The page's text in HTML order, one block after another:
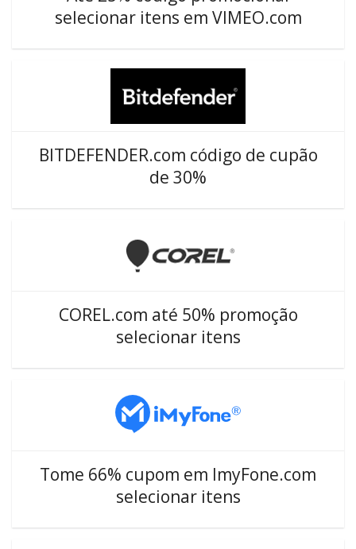
selecionar itens em VIMEO.com
BITDEFENDER.com código de cupão
de 30%
COREL.com até 50% promoção
selecionar itens
Tome 66% cupom em ImyFone.com
selecionar itens